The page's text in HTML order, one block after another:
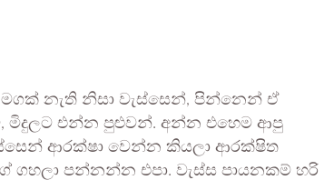
නැති නිසා වැස්සෙන්, පින්නෙන් ඒ
මිදුලට එන්න පුළුවන්. අන්න එහෙම ආපු
ආරක්ෂා වෙන්න කියලා ආරක්ෂිත
පන්නන්න එපා. වැස්ස පායනකම් හරි